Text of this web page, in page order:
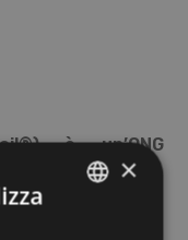
è un’ONG
di lucro. FSC®
certificazione
×